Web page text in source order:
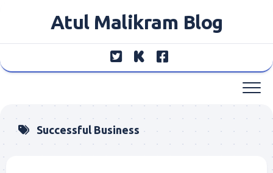
Atul Malikram Blog
Successful Business